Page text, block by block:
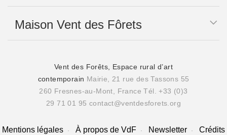
Maison Vent des Fôrets
Vent des Forêts, Espace rural d’art
contemporain Mairie, 21 rue des Tassons 55
260 Fresnes-au-Mont, France Tél. +33 (0)3
29 71 01 95 contact@ventdesforets.org
Mentions légales À propos de VdF Newsletter Crédits